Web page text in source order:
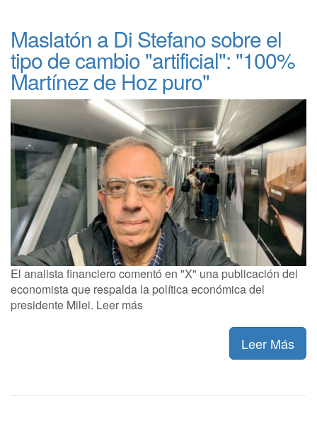
Maslatón a Di Stefano sobre el
tipo de cambio "artificial": "100%
Martínez de Hoz puro"
El analista financiero comentó en "X" una publicación del
economista que respalda la política económica del
presidente Milei. Leer más
Leer Más